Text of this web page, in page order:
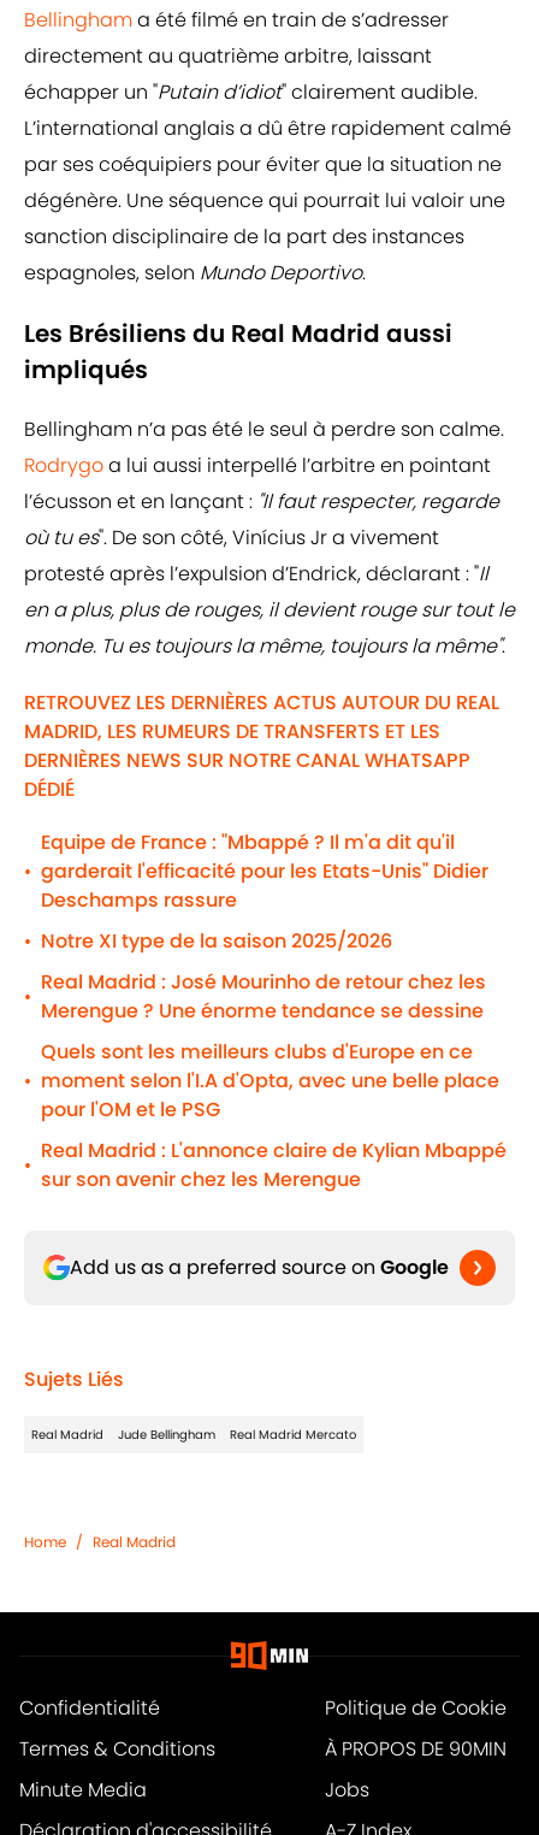
Bellinghama été filmé en train de s’adresser
directement au quatrième arbitre, laissant
échapper un "Putain d’idiot" clairement audible.
L’international anglais a dû être rapidement calmé
par ses coéquipiers pour éviter que la situation ne
dégénère. Une séquence qui pourrait lui valoir une
sanction disciplinaire de la part des instances
espagnoles, selon Mundo Deportivo.
Les Brésiliens du Real Madrid aussi
impliqués
Bellingham n’a pas été le seul à perdre son calme.
Rodrygoa lui aussi interpellé l’arbitre en pointant
l’écusson et en lançant : "Il faut respecter, regarde
où tu es". De son côté, Vinícius Jr a vivement
protesté après l’expulsion d’Endrick, déclarant : "Il
en a plus, plus de rouges, il devient rouge sur tout le
monde. Tu es toujours la même, toujours la même".
RETROUVEZ LES DERNIÈRES ACTUS AUTOUR DU REAL
MADRID, LES RUMEURS DE TRANSFERTS ET LES
DERNIÈRES NEWS SUR NOTRE CANAL WHATSAPP
DÉDIÉ
•
Equipe de France : "Mbappé ? Il m'a dit qu'il
garderait l'efficacité pour les Etats-Unis" Didier
Deschamps rassure
• Notre XI type de la saison 2025/2026
•
Real Madrid : José Mourinho de retour chez les
Merengue ? Une énorme tendance se dessine
•
Quels sont les meilleurs clubs d'Europe en ce
moment selon l'I.A d'Opta, avec une belle place
pour l'OM et le PSG
•
Real Madrid : L'annonce claire de Kylian Mbappé
sur son avenir chez les Merengue
Add us as a preferred source on Google
Sujets Liés
Real Madrid Jude Bellingham Real Madrid Mercato
Home / Real Madrid
Confidentialité
Politique de Cookie
Termes & Conditions
À PROPOS DE 90MIN
Minute Media
Jobs